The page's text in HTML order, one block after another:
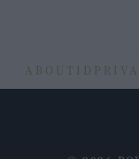
ABOUT ID